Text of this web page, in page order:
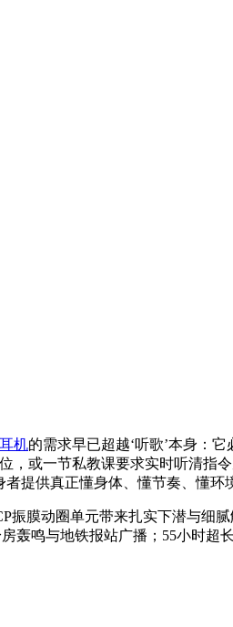
耳机的需求早已超越‘听歌’本身：
，或一节私教课要求实时听清指
提供真正懂身体、懂节奏、懂环
振膜动圈单元带来扎实下潜与细
轰鸣与地铁报站广播；55小时超